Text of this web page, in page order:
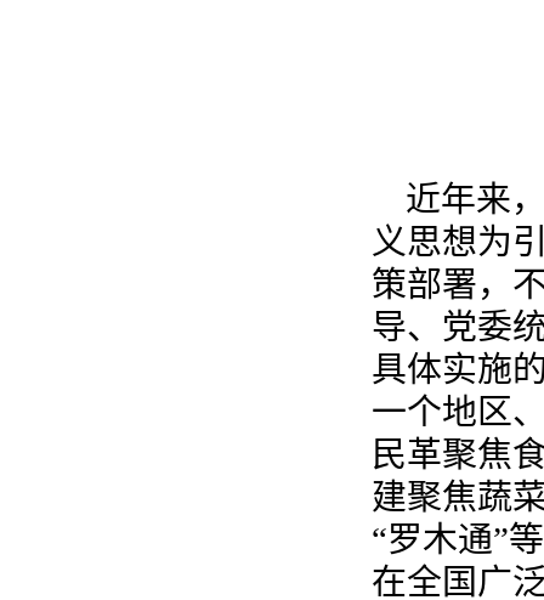
近年来
义思想为
策部署，
导、党委
具体实施
一个地区
民革聚焦
建聚焦蔬
“罗木通”
在全国广